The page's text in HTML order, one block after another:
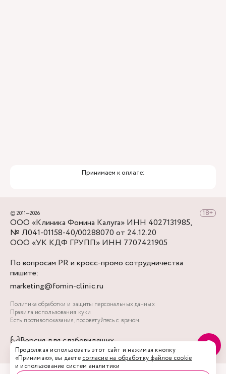
Принимаем к оплате:
© 2011—2026
ООО «Клиника Фомина Калуга» ИНН 4027131985,
№ Л041-01158-40/00288070 от 24.12.20
ООО «УК КДФ ГРУПП» ИНН 7707421905
По вопросам PR и кросс-промо сотрудничества
пишите:
marketing@fomin-clinic.ru
Политика обработки и защиты персональных данных
Правила использования куки
Есть противопоказания, посоветуйтесь с врачом.
Версия для слабовидящих